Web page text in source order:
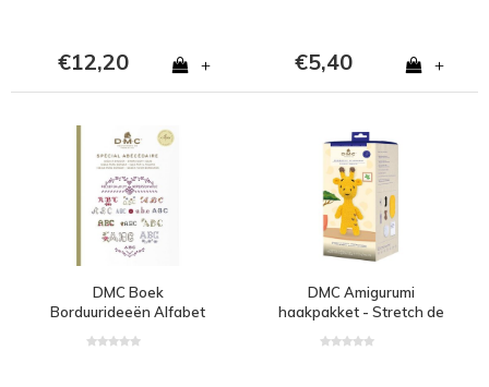
€12,20 + €5,40 +
DMC Boek
Borduurideeën Alfabet
DMC Amigurumi
haakpakket - Stretch de